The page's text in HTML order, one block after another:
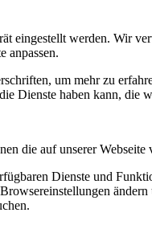
eingestellt werden. Wir
anpassen.
um mehr zu
Dienste haben kann, die
die auf unserer
Dienste und